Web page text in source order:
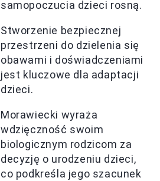
samopoczucia dzieci rosną.
Stworzenie bezpiecznej
przestrzeni do dzielenia się
obawami i doświadczeniami
jest kluczowe dla adaptacji
dzieci.
Morawiecki wyraża
wdzięczność swoim
biologicznym rodzicom za
decyzję o urodzeniu dzieci,
co podkreśla jego szacunek